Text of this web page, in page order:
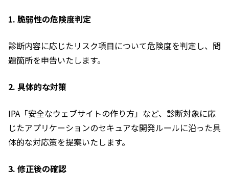
1. 脆弱性の危険度判定
診断内容に応じたリスク項目について危険度を判定し、問
題箇所を申告いたします。
2. 具体的な対策
IPA「安全なウェブサイトの作り方」など、診断対象に応
じたアプリケーションのセキュアな開発ルールに沿った具
体的な対応策を提案いたします。
3. 修正後の確認